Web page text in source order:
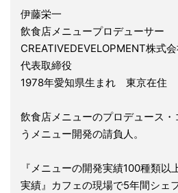
伊藤栄一
飲食店メニュープロデューサー
CREATIVEDEVELOPMENT株式
代表取締役
1978年愛知県生まれ 東京在住
飲食店メニューのプロデュース
うメニュー開発の請負人。
『メニューの開発実績100種類
実績』カフェの現場で5年間シェ